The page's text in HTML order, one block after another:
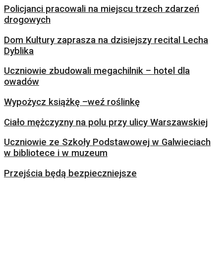
Policjanci pracowali na miejscu trzech zdarzeń
drogowych
Dom Kultury zaprasza na dzisiejszy recital Lecha
Dyblika
Uczniowie zbudowali megachilnik – hotel dla
owadów
Wypożycz książkę –weź roślinkę
Ciało mężczyzny na polu przy ulicy Warszawskiej
Uczniowie ze Szkoły Podstawowej w Galwieciach
w bibliotece i w muzeum
Przejścia będą bezpieczniejsze